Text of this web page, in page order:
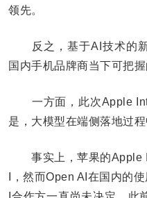
领先。
反之，基于AI技术的新
国内手机品牌商当下可把握
一方面，此次Apple
是，大模型在端侧落地过
事实上，苹果的Apple
I，然而Open AI在国内的